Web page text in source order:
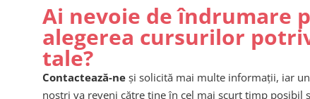
Ai nevoie de îndrumare
alegerea cursurilor
tale?
Contactează-ne și solicită mai multe informații, iar
noștri va reveni către tine în cel mai scurt timp posibil